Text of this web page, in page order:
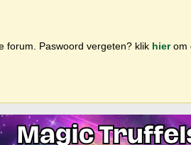
forum. Paswoord vergeten? klik hierom